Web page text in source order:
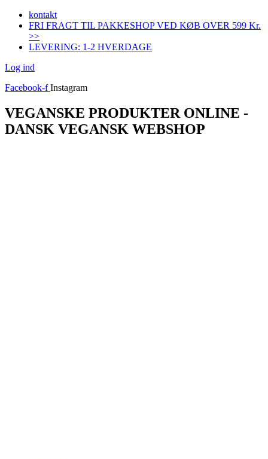
Videre
indhold
kontakt
FRI FRAGT TIL PAKKESHOP VED KØB OVER 599 Kr.
>>
LEVERING: 1-2 HVERDAGE
Log ind
Facebook-f Instagram
VEGANSKE PRODUKTER ONLINE -
DANSK VEGANSK WEBSHOP